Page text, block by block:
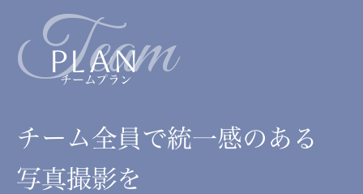
Team
PLAN
チームプラン
チーム全員で統一感のある
写真撮影を